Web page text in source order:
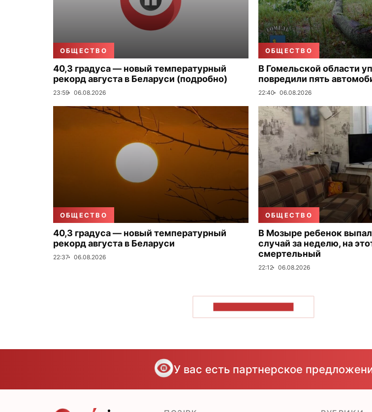
ОБЩЕСТВО
40,3 градуса — новый температурный
рекорд августа в Беларуси (подробно)
23:59 06.08.2026
ОБЩЕСТВО
В Гомельской области
повредили пять
22:40 06.08.2026
ОБЩЕСТВО
40,3 градуса — новый температурный
рекорд августа в Беларуси
22:37 06.08.2026
ОБЩЕСТВО
В Мозыре ребенок
случай за неделю, на
смертельный
22:12 06.08.2026
У вас есть партнерское